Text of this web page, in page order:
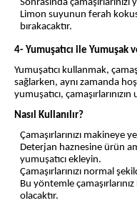
Sonrasında çamaşırlarınızı
Limon suyunun ferah
bırakacaktır.
4- Yumuşatıcı ile Yumuşak
Yumuşatıcı kullanmak,
sağlarken, aynı zamanda
yumuşatıcı,
Nasıl Kullanılır?
Çamaşırlarınızı makineye
Deterjan haznesine ürün
yumuşatıcı ekleyin.
Çamaşırlarınızı normal
Bu yöntemle
olacaktır.